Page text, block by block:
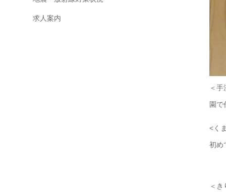
＜
園で
<く
初め
＜
求人案内